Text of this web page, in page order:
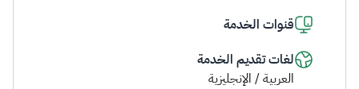
قنوات الخدمة
لغات تقديم الخدمة
العربية / الإنجليزية